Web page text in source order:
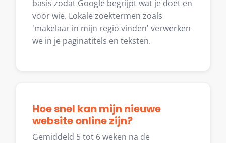
basis zodat Google begrijpt wat je doet en
voor wie. Lokale zoektermen zoals
'makelaar in mijn regio vinden' verwerken
we in je paginatitels en teksten.
Hoe snel kan mijn nieuwe
website online zijn?
Gemiddeld 5 tot 6 weken na de